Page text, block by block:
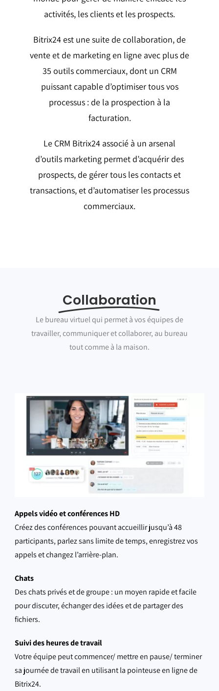
activités, les clients et les prospects.
Bitrix24 est une suite de collaboration, de
vente et de marketing en ligne avec plus de
35 outils commerciaux, dont un CRM
puissant capable d’optimiser tous vos
processus : de la prospection à la
facturation.
Le CRM Bitrix24 associé à un arsenal
d’outils marketing permet d’acquérir des
prospects, de gérer tous les contacts et
transactions, et d’automatiser les processus
commerciaux.
Collaboration
Le bureau virtuel qui permet à vos équipes de
travailler, communiquer et collaborer, au bureau
tout comme à la maison.
Appels vidéo et conférences HD
Créez des conférences pouvant accueillir jusqu’à 48
participants, parlez sans limite de temps, enregistrez vos
appels et changez l’arrière-plan.
Chats
Des chats privés et de groupe : un moyen rapide et facile
pour discuter, échanger des idées et de partager des
fichiers.
Suivi des heures de travail
Votre équipe peut commencer/ mettre en pause/ terminer
sa journée de travail en utilisant la pointeuse en ligne de
Bitrix24.